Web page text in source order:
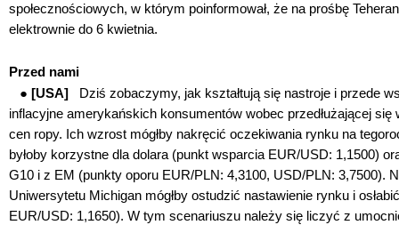
społecznościowych, w którym poinformował, że na prośbę
elektrownie do 6 kwietnia.
Przed nami
● [USA]
Dziś zobaczymy, jak kształtują się nastroje i przede
inflacyjne amerykańskich konsumentów wobec przedłużającej
cen ropy. Ich wzrost mógłby nakręcić oczekiwania rynku na
byłoby korzystne dla dolara (punkt wsparcia EUR/USD: 1,1500)
G10 i z EM (punkty oporu EUR/PLN: 4,3100, USD/PLN: 3,7500).
Uniwersytetu Michigan mógłby ostudzić nastawienie rynku i
EUR/USD: 1,1650). W tym scenariuszu należy się liczyć z